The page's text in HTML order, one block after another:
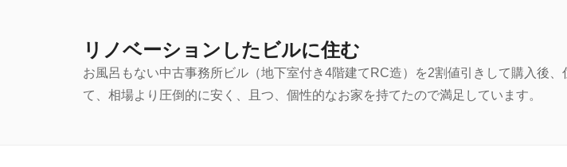
リノベーションしたビルに住む
お風呂もない中古事務所ビル（地下室付き4階建てRC造）を2割値引きして購入後
て、相場より圧倒的に安く、且つ、個性的なお家を持てたので満足しています。